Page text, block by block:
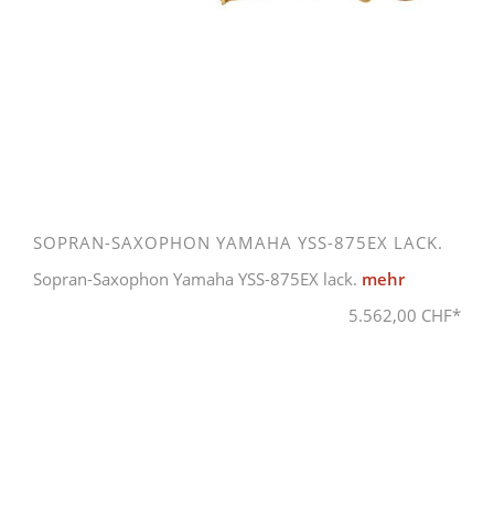
SOPRAN-SAXOPHON YAMAHA YSS-875EX LACK.
Sopran-Saxophon Yamaha YSS-875EX lack. mehr
5.562,00 CHF*